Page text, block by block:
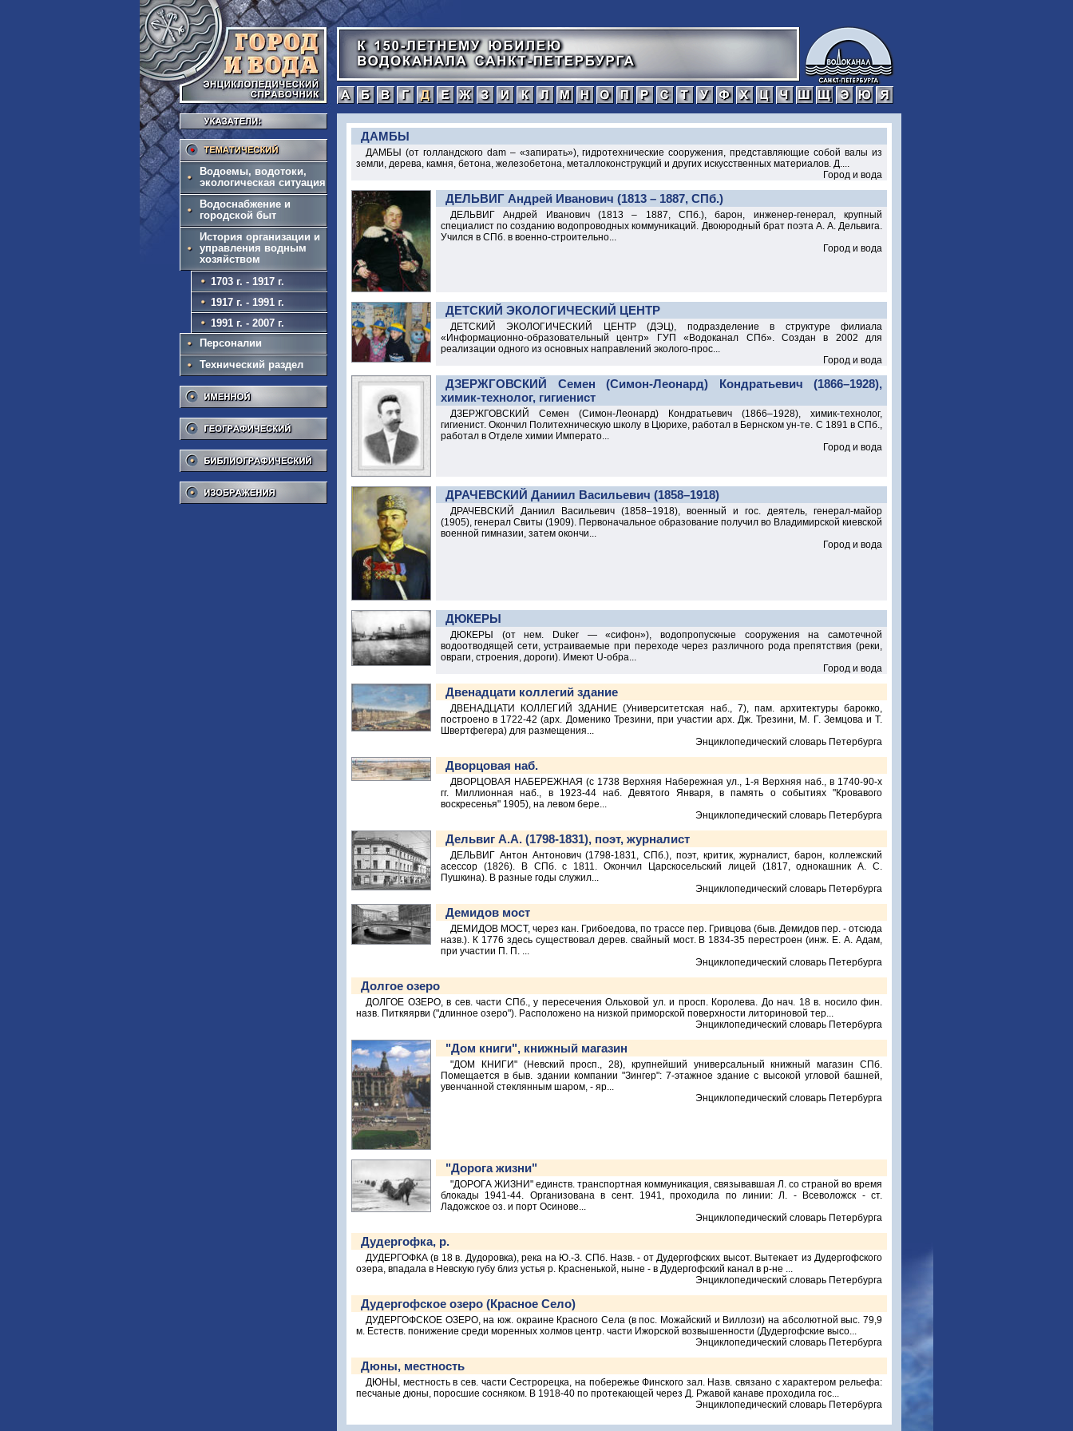
Тематический
Водоемы, водотоки,
экологическая ситуация
Водоснабжение и
городской быт
История организации и
управления водным
хозяйством
1703 г. - 1917 г.
1917 г. - 1991 г.
1991 г. - 2007 г.
Персоналии
Технический раздел
Именной
Географический
Библиографический
Изображения
а б в г д е ж з и к л м н о п р с т у ф х ц ч ш
ДАМБЫ
ДАМБЫ (от голландского dam – «запирать»), гидротехнические сооружения, представляющие собой валы из
земли, дерева, камня, бетона, железобетона, металлоконструкций и других искусственных материалов. Д....
Город и вода
ДЕЛЬВИГ Андрей Иванович (1813 – 1887, СПб.)
ДЕЛЬВИГ Андрей Иванович (1813 – 1887, СПб.), барон, инженер-генерал, крупный
специалист по созданию водопроводных коммуникаций. Двоюродный брат поэта А. А. Дельвига.
Учился в СПб. в военно-строительно...
Город и вода
ДЕТСКИЙ ЭКОЛОГИЧЕСКИЙ ЦЕНТР
ДЕТСКИЙ ЭКОЛОГИЧЕСКИЙ ЦЕНТР (ДЭЦ), подразделение в структуре филиала
«Информационно-образовательный центр» ГУП «Водоканал СПб». Создан в 2002 для
реализации одного из основных направлений эколого-прос...
Город и вода
ДЗЕРЖГОВСКИЙ Семен (Симон-Леонард) Кондратьевич (1866–1928),
химик-технолог, гигиенист
ДЗЕРЖГОВСКИЙ Семен (Симон-Леонард) Кондратьевич (1866–1928), химик-технолог,
гигиенист. Окончил Политехническую школу в Цюрихе, работал в Бернском ун-те. С 1891 в СПб.,
работал в Отделе химии Императо...
Город и вода
ДРАЧЕВСКИЙ Даниил Васильевич (1858–1918)
ДРАЧЕВСКИЙ Даниил Васильевич (1858–1918), военный и гос. деятель, генерал-майор
(1905), генерал Свиты (1909). Первоначальное образование получил во Владимирской киевской
военной гимназии, затем окончи...
Город и вода
ДЮКЕРЫ
ДЮКЕРЫ (от нем. Duker — «сифон»), водопропускные сооружения на самотечной
водоотводящей сети, устраиваемые при переходе через различного рода препятствия (реки,
овраги, строения, дороги). Имеют U-обра...
Город и вода
Двенадцати коллегий здание
ДВЕНАДЦАТИ КОЛЛЕГИЙ ЗДАНИЕ (Университетская наб., 7), пам. архитектуры барокко,
построено в 1722-42 (арх. Доменико Трезини, при участии арх. Дж. Трезини, М. Г. Земцова и Т.
Швертфегера) для размещения...
Энциклопедический словарь Петербурга
Дворцовая наб.
ДВОРЦОВАЯ НАБЕРЕЖНАЯ (с 1738 Верхняя Набережная ул., 1-я Верхняя наб., в 1740-90-х
гг. Миллионная наб., в 1923-44 наб. Девятого Января, в память о событиях "Кровавого
воскресенья" 1905), на левом бере...
Энциклопедический словарь Петербурга
Дельвиг А.А. (1798-1831), поэт, журналист
ДЕЛЬВИГ Антон Антонович (1798-1831, СПб.), поэт, критик, журналист, барон, коллежский
асессор (1826). В СПб. с 1811. Окончил Царскосельский лицей (1817, однокашник А. С.
Пушкина). В разные годы служил...
Энциклопедический словарь Петербурга
Демидов мост
ДЕМИДОВ МОСТ, через кан. Грибоедова, по трассе пер. Гривцова (быв. Демидов пер. - отсюда
назв.). К 1776 здесь существовал дерев. свайный мост. В 1834-35 перестроен (инж. E. А. Адам,
при участии П. П. ...
Энциклопедический словарь Петербурга
Долгое озеро
ДОЛГОЕ ОЗЕРО, в сев. части СПб., у пересечения Ольховой ул. и просп. Королева. До нач. 18 в. носило фин.
назв. Питкяярви ("длинное озеро"). Расположено на низкой приморской поверхности литориновой тер...
Энциклопедический словарь Петербурга
"Дом книги", книжный магазин
"ДОМ КНИГИ" (Невский просп., 28), крупнейший универсальный книжный магазин СПб.
Помещается в быв. здании компании "Зингер": 7-этажное здание с высокой угловой башней,
увенчанной стеклянным шаром, - яр...
Энциклопедический словарь Петербурга
"Дорога жизни"
"ДОРОГА ЖИЗНИ" единств. транспортная коммуникация, связывавшая Л. со страной во время
блокады 1941-44. Организована в сент. 1941, проходила по линии: Л. - Всеволожск - ст.
Ладожское оз. и порт Осинове...
Энциклопедический словарь Петербурга
Дудергофка, р.
ДУДЕРГОФКА (в 18 в. Дудоровка), река на Ю.-З. СПб. Назв. - от Дудергофских высот. Вытекает из Дудергофского
озера, впадала в Невскую губу близ устья р. Красненькой, ныне - в Дудергофский канал в р-не ...
Энциклопедический словарь Петербурга
Дудергофское озеро (Красное Село)
ДУДЕРГОФСКОЕ ОЗЕРО, на юж. окраине Красного Села (в пос. Можайский и Виллози) на абсолютной выс. 79,9
м. Естеств. понижение среди моренных холмов центр. части Ижорской возвышенности (Дудергофские высо...
Энциклопедический словарь Петербурга
Дюны, местность
ДЮНЫ, местность в сев. части Сестрорецка, на побережье Финского зал. Назв. связано с характером рельефа:
песчаные дюны, поросшие сосняком. В 1918-40 по протекающей через Д. Ржавой канаве проходила гос...
Энциклопедический словарь Петербурга